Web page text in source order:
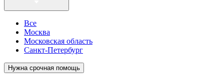
Все
Москва
Московская область
Санкт-Петербург
Нужна срочная помощь